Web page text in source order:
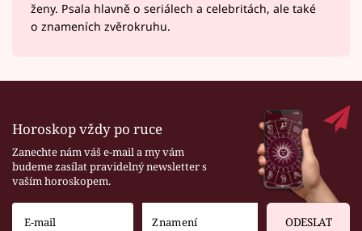
ženy. Psala hlavně o seriálech a celebritách, ale také
o znameních zvěrokruhu.
Horoskop vždy po ruce
Zanechte nám váš e-mail a my vám
budeme zasílat pravidelný newsletter s
vaším horoskopem.
ODESLAT